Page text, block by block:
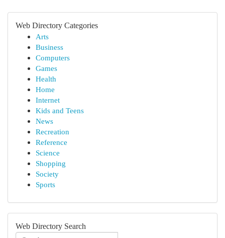
Web Directory Categories
Arts
Business
Computers
Games
Health
Home
Internet
Kids and Teens
News
Recreation
Reference
Science
Shopping
Society
Sports
Web Directory Search